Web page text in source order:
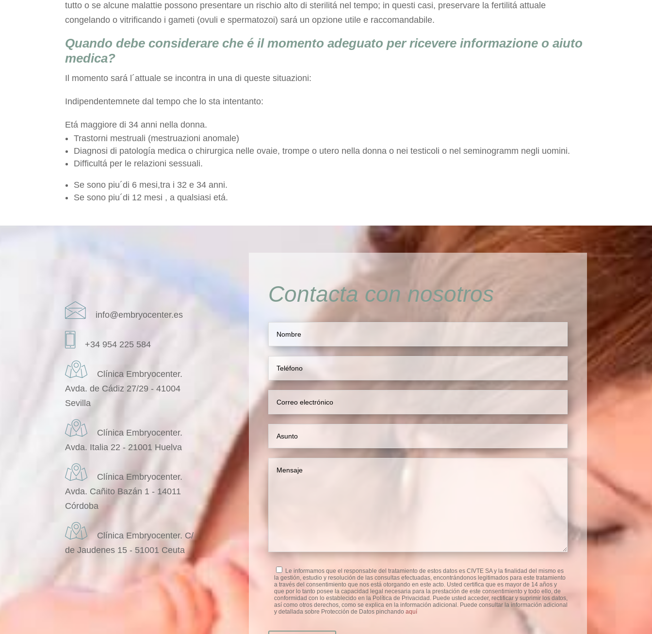
tutto o se alcune malattie possono presentare un rischio alto di sterilitá nel tempo; in questi casi, preservare la fertilitá attuale
congelando o vitrificando i gameti (ovuli e spermatozoi) sará un opzione utile e raccomandabile.
Quando debe considerare che é il momento adeguato per ricevere informazione o aiuto
medica?
Il momento sará l´attuale se incontra in una di queste situazioni:
Indipendentemnete dal tempo che lo sta intentanto:
Etá maggiore di 34 anni nella donna.
Trastorni mestruali (mestruazioni anomale)
Diagnosi di patología medica o chirurgica nelle ovaie, trompe o utero nella donna o nei testicoli o nel seminogramm negli uomini.
Difficultá per le relazioni sessuali.
Se sono piu´di 6 mesi,tra i 32 e 34 anni.
Se sono piu´di 12 mesi , a qualsiasi etá.
info@embryocenter.es
+34 954 225 584
Clínica Embryocenter.
Avda. de Cádiz 27/29 - 41004
Sevilla
Clínica Embryocenter.
Avda. Italia 22 - 21001 Huelva
Clínica Embryocenter.
Avda. Cañito Bazán 1 - 14011
Córdoba
Clínica Embryocenter. C/
de Jaudenes 15 - 51001 Ceuta
Contacta con nosotros
Le informamos que el responsable del tratamiento de estos datos es CIVTE SA y la finalidad del mismo es
la gestión, estudio y resolución de las consultas efectuadas, encontrándonos legitimados para este tratamiento
a través del consentimiento que nos está otorgando en este acto. Usted certifica que es mayor de 14 años y
que por lo tanto posee la capacidad legal necesaria para la prestación de este consentimiento y todo ello, de
conformidad con lo establecido en la Política de Privacidad. Puede usted acceder, rectificar y suprimir los datos,
así como otros derechos, como se explica en la información adicional. Puede consultar la información adicional
y detallada sobre Protección de Datos pinchando aquí